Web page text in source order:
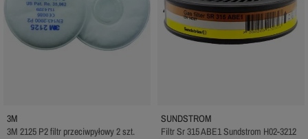
3M
3M 2125 P2 filtr przeciwpyłowy 2 szt.
SUNDSTROM
Filtr Sr 315 ABE1 Sundstrom H02-3212